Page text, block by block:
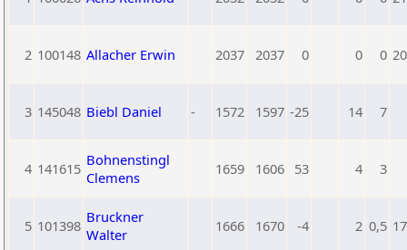
2 100148 Allacher Erwin 2037 2037 0 0 0
3 145048 Biebl Daniel - 1572 1597 -25 14 7
4 141615 Bohnenstingl
Clemens
1659 1606 53 4 3
5 101398 Bruckner
Walter
1666 1670 -4 2 0,5